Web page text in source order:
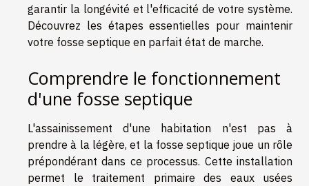
garantir la longévité et l'efficacité de votre système.
Découvrez les étapes essentielles pour maintenir
votre fosse septique en parfait état de marche.
Comprendre le fonctionnement
d'une fosse septique
L'assainissement d'une habitation n'est pas à
prendre à la légère, et la fosse septique joue un rôle
prépondérant dans ce processus. Cette installation
permet le traitement primaire des eaux usées